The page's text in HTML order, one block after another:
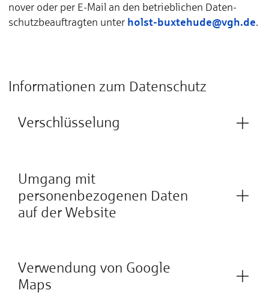
no­ver oder per E-Mail an den be­trieb­li­chen Da­ten­
schutz­be­auf­trag­ten un­ter holst-buxtehude@vgh.de.
Informationen zum Datenschutz
Verschlüsselung
Umgang mit
personenbezogenen Daten
auf der Website
Verwendung von Google
Maps